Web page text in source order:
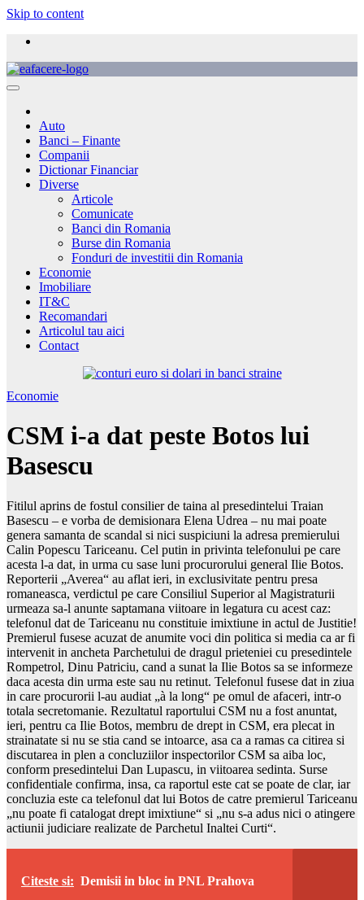
Skip to content
Auto
Banci – Finante
Companii
Dictionar Financiar
Diverse
Articole
Comunicate
Banci din Romania
Burse din Romania
Fonduri de investitii din Romania
Economie
Imobiliare
IT&C
Recomandari
Articolul tau aici
Contact
Economie
CSM i-a dat peste Botos lui
Basescu
Fitilul aprins de fostul consilier de taina al presedintelui Traian
Basescu – e vorba de demisionara Elena Udrea – nu mai poate
genera samanta de scandal si nici suspiciuni la adresa premierului
Calin Popescu Tariceanu. Cel putin in privinta telefonului pe care
acesta l-a dat, in urma cu sase luni procurorului general Ilie Botos.
Reporterii „Averea“ au aflat ieri, in exclusivitate pentru presa
romaneasca, verdictul pe care Consiliul Superior al Magistraturii
urmeaza sa-l anunte saptamana viitoare in legatura cu acest caz:
telefonul dat de Tariceanu nu constituie imixtiune in actul de Justitie!
Premierul fusese acuzat de anumite voci din politica si media ca ar fi
intervenit in ancheta Parchetului de dragul prieteniei cu presedintele
Rompetrol, Dinu Patriciu, cand a sunat la Ilie Botos sa se informeze
daca acesta din urma este sau nu retinut. Telefonul fusese dat in ziua
in care procurorii l-au audiat „à la long“ pe omul de afaceri, intr-o
totala secretomanie. Rezultatul raportului CSM nu a fost anuntat,
ieri, pentru ca Ilie Botos, membru de drept in CSM, era plecat in
strainatate si nu se stia cand se intoarce, asa ca a ramas ca citirea si
discutarea in plen a concluziilor inspectorilor CSM sa aiba loc,
conform presedintelui Dan Lupascu, in viitoarea sedinta. Surse
confidentiale confirma, insa, ca raportul este cat se poate de clar, iar
concluzia este ca telefonul dat lui Botos de catre premierul Tariceanu
„nu poate fi catalogat drept imixtiune“ si „nu s-a adus nici o atingere
actiunii judiciare realizate de Parchetul Inaltei Curti“.
Citeste si: Demisii in bloc in PNL Prahova